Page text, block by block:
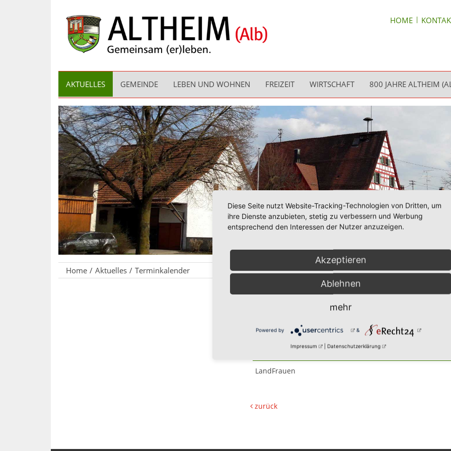
HOME
AKTUELLES GEMEINDE LEBEN UND WOHNEN FREIZEIT WIRTSCHAFT 800 JAHRE ALTHEIM
Home Aktuelles Terminkalender
Abendliche E-Bike
LandFrauen
zurück
Diese Seite nutzt Website-Tracking-Technologien von Dritten, um
ihre Dienste anzubieten, stetig zu verbessern und Werbung
entsprechend den Interessen der Nutzer anzuzeigen.
Akzeptieren
Ablehnen
mehr
Powered by &
Impressum Datenschutzerklärung